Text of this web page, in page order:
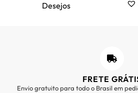
Desejos
FRETE
Envio gratuito para todo o Brasil em